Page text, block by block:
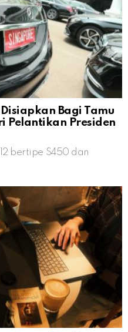
Bagi Tamu
Pelantikan Presiden
bertipe S450 dan